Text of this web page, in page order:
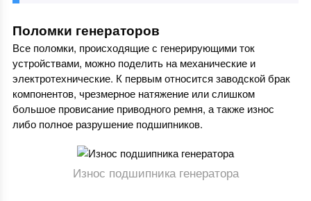
Поломки генераторов
Все поломки, происходящие с генерирующими ток
устройствами, можно поделить на механические и
электротехнические. К первым относится заводской брак
компонентов, чрезмерное натяжение или слишком
большое провисание приводного ремня, а также износ
либо полное разрушение подшипников.
Износ подшипника генератора